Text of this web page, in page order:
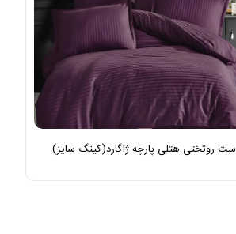
ست روتختی هتلی پارچه ژاگارد(کینگ سایز)